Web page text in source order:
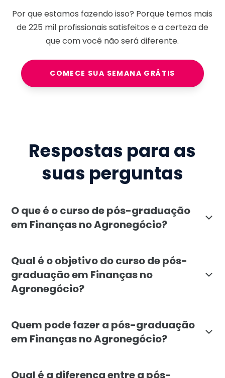
Por que estamos fazendo isso? Porque temos mais
de225 milprofissionais satisfeitos e a certeza de
que com você não será diferente.
COMECE SUA SEMANA GRÁTIS
Respostas para as
suas perguntas
O que é o curso de pós-graduação
em Finanças no Agronegócio?
Qual é o objetivo do curso de pós-
graduação em Finanças no
Agronegócio?
Quem pode fazer a pós-graduação
em Finanças no Agronegócio?
Qual é a diferença entre a pós-